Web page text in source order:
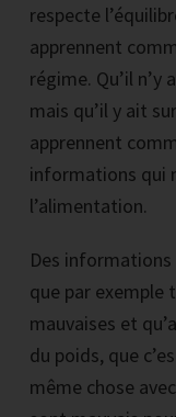
respecte
apprennent
régime. Qu’il
mais qu’il y ait
apprennent
informations qui
l’alimentation.
Des
que par exemple
mauvaises et
du poids, que
même chose